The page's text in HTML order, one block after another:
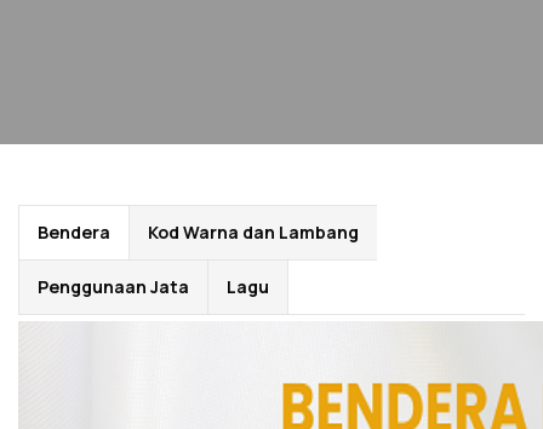
Bendera Kod Warna dan Lambang
Penggunaan Jata Lagu